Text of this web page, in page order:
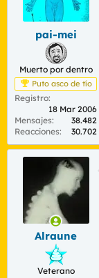
d
e
m
a
n
i
pai-mei
Muerto por dentro
Puto asco de tío
Registro
18 Mar 2006
Mensajes
38.482
Reacciones
30.702
Alraune
Veterano